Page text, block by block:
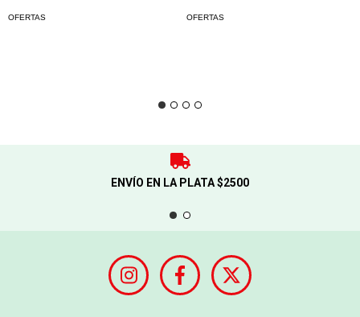
OFERTAS OFERTAS
ENVÍO EN LA PLATA $2500